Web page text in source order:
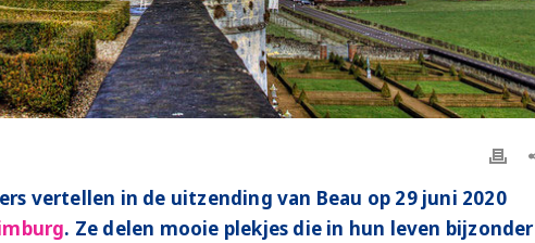
vertellen in de uitzending van Beau op 29 juni 2020
. Ze delen mooie plekjes die in hun leven bijzonder